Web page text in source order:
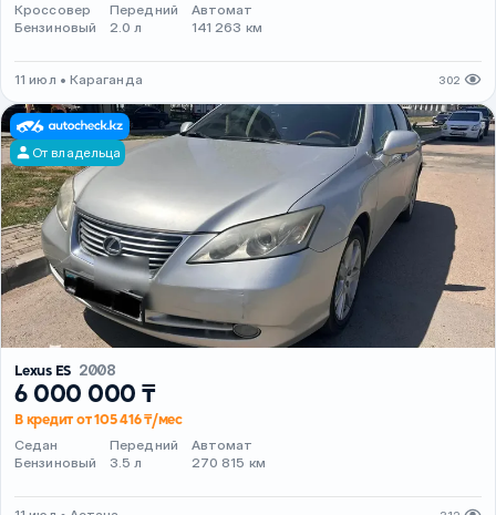
Кроссовер
Бензиновый
Передний
2.0 л
Автомат
141 263 км
11 июл • Караганда 302
От владельца
Lexus ES 2008
6 000 000 ₸
В кредит от 105 416 ₸/мес
Седан
Бензиновый
Передний
3.5 л
Автомат
270 815 км